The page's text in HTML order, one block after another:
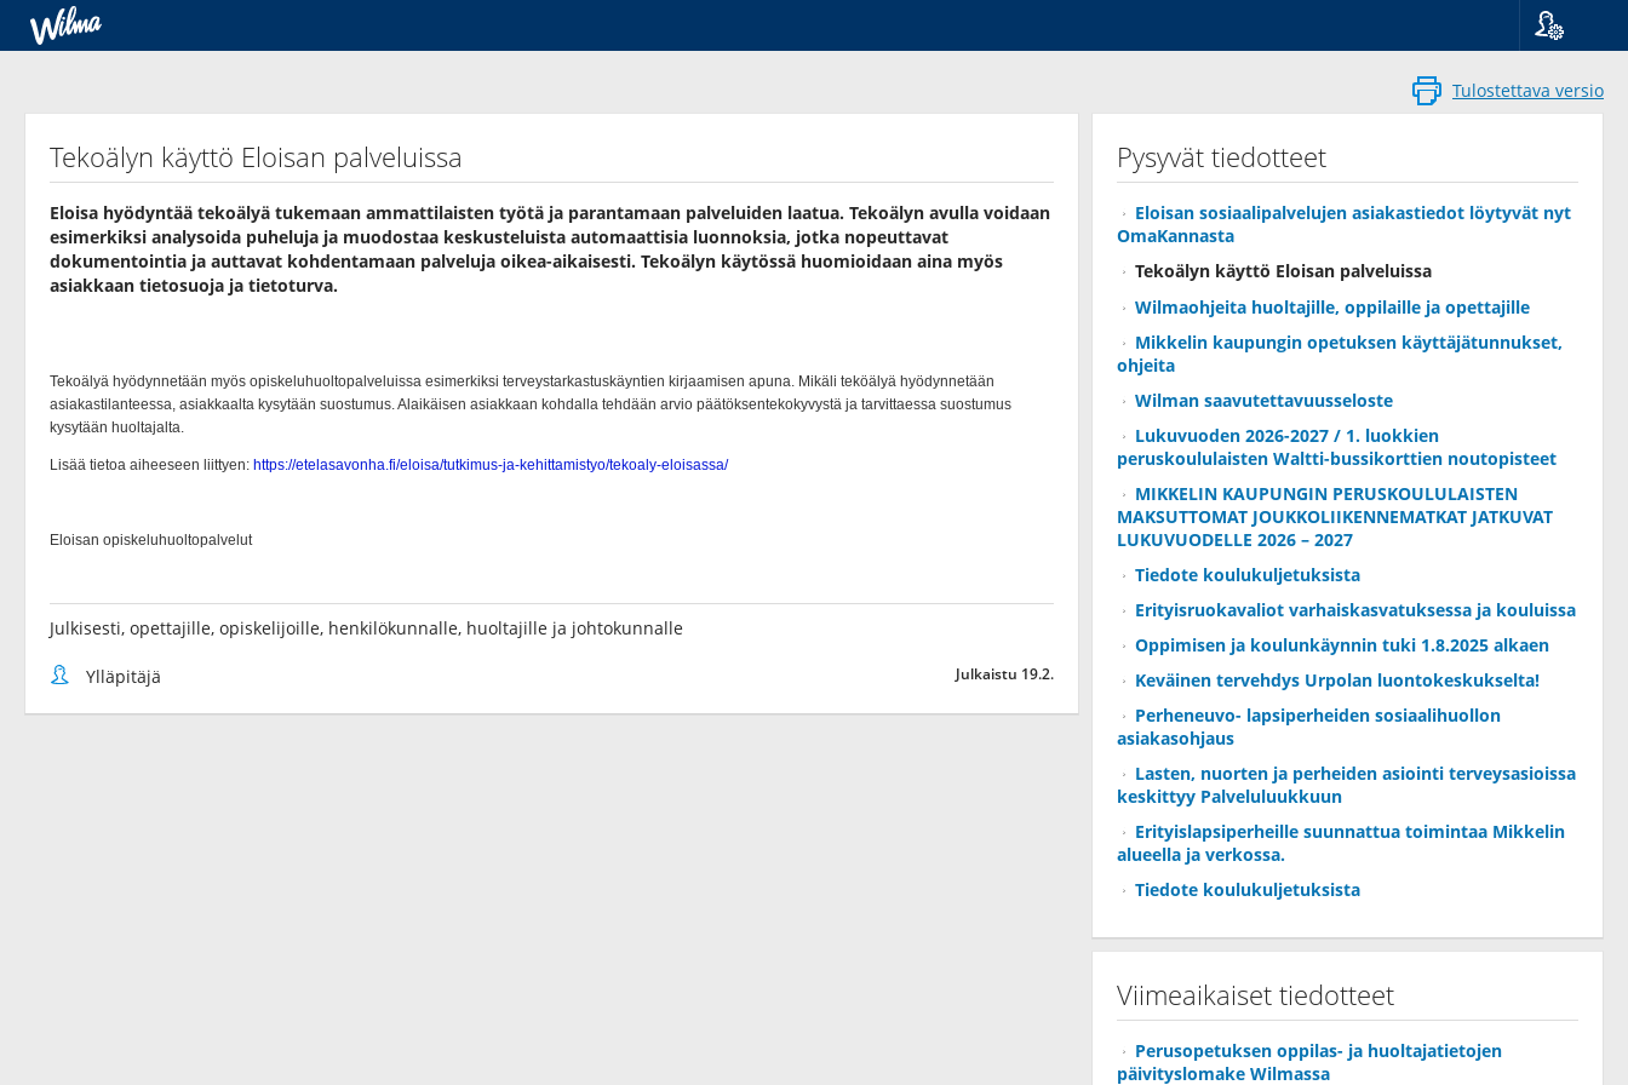
Suomi
Svenska
Tekoälyn käyttö Eloisan palveluissa
Eloisa hyödyntää tekoälyä tukemaan ammattilaisten työtä ja parantamaan palveluiden laatua. Tekoälyn avulla voidaan
esimerkiksi analysoida puheluja ja muodostaa keskusteluista automaattisia luonnoksia, jotka nopeuttavat
dokumentointia ja auttavat kohdentamaan palveluja oikea-​aikaisesti. Tekoälyn käytössä huomioidaan aina myös
asiakkaan tietosuoja ja tietoturva.
Julkisesti, opettajille, opiskelijoille, henkilökunnalle, huoltajille ja johtokunnalle
Ylläpitäjä Julkaistu 19.2.
Tulostettava versio
Pysyvät tiedotteet
Eloisan sosiaalipalvelujen asiakastiedot löytyvät nyt
OmaKannasta
Tekoälyn käyttö Eloisan palveluissa
Wilmaohjeita huoltajille, oppilaille ja opettajille
Mikkelin kaupungin opetuksen käyttäjätunnukset,
ohjeita
Wilman saavutettavuusseloste
Lukuvuoden 2026-2027 / 1. luokkien
peruskoululaisten Waltti-bussikorttien noutopisteet
MIKKELIN KAUPUNGIN PERUSKOULULAISTEN
MAKSUTTOMAT JOUKKOLIIKENNEMATKAT JATKUVAT
LUKUVUODELLE 2026 – 2027
Tiedote koulukuljetuksista
Erityisruokavaliot varhaiskasvatuksessa ja kouluissa
Oppimisen ja koulunkäynnin tuki 1.8.2025 alkaen
Keväinen tervehdys Urpolan luontokeskukselta!
Perheneuvo- lapsiperheiden sosiaalihuollon
asiakasohjaus
Lasten, nuorten ja perheiden asiointi terveysasioissa
keskittyy Palveluluukkuun
Erityislapsiperheille suunnattua toimintaa Mikkelin
alueella ja verkossa.
Tiedote koulukuljetuksista
Viimeaikaiset tiedotteet
Perusopetuksen oppilas- ja huoltajatietojen
päivityslomake Wilmassa